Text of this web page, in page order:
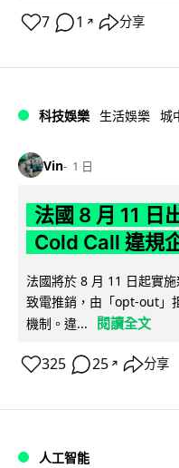
7 1 ↗ 分享
科技娛樂 生活娛樂 城
Vin 1 日
法國 8 月 11 日
Cold Call 違規
法國將於 8 月 11 日起實
致電推銷，由「opt-out」
機制。違...
閱讀全文
325 25 ↗ 分享
人工智能